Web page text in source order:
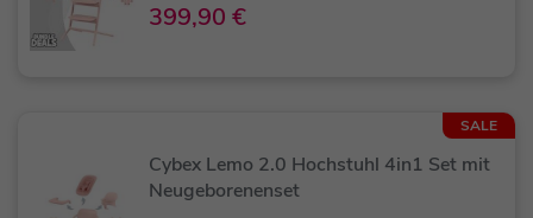
399,90 €
SALE
Cybex Lemo 2.0 Hochstuhl 4in1 Set mit
Neugeborenenset